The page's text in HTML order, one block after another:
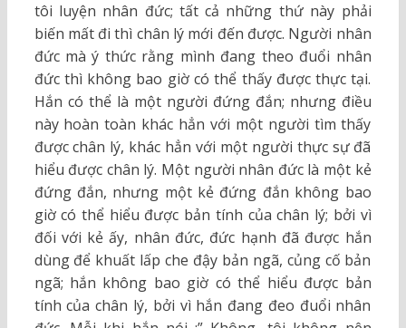
tôi luyện nhân đức; tất cả những thứ này phải
biến mất đi thì chân lý mới đến được. Người nhân
đức mà ý thức rằng mình đang theo đuổi nhân
đức thì không bao giờ có thể thấy được thực tại.
Hắn có thể là một người đứng đắn; nhưng điều
này hoàn toàn khác hẳn với một người tìm thấy
được chân lý, khác hẳn với một người thực sự đã
hiểu được chân lý. Một người nhân đức là một kẻ
đứng đắn, nhưng một kẻ đứng đắn không bao
giờ có thể hiểu được bản tính của chân lý; bởi vì
đối với kẻ ấy, nhân đức, đức hạnh đã được hắn
dùng để khuất lấp che đậy bản ngã, củng cố bản
ngã; hắn không bao giờ có thể hiểu được bản
tính của chân lý, bởi vì hắn đang đeo đuổi nhân